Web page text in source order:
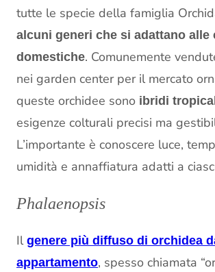
tutte le specie della famiglia
alcuni generi che si adattano alle
domestiche. Comunemente
nei garden center per il mercato
queste orchidee sono ibridi
esigenze colturali precisi ma
L’importante è conoscere luce,
umidità e annaffiatura adatti a
Phalaenopsis
Il genere più diffuso di orchidea
appartamento, spesso chiamata